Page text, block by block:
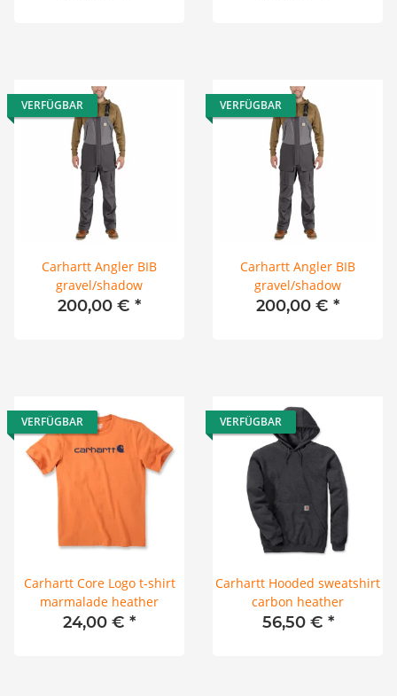
VERFÜGBAR
Carhartt Angler BIB
gravel/shadow
200,00 € *
VERFÜGBAR
Carhartt Angler BIB
gravel/shadow
200,00 € *
VERFÜGBAR
Carhartt Core Logo t-shirt
marmalade heather
24,00 € *
VERFÜGBAR
Carhartt Hooded sweatshirt
carbon heather
56,50 € *